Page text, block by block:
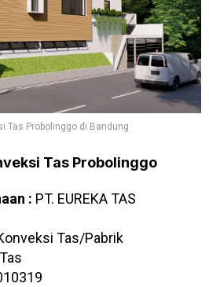
Tas Probolinggo di Bandung
Tas Probolinggo
: PT. EUREKA TAS
Tas/Pabrik